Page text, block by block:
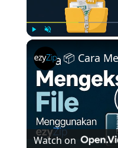
Watch on